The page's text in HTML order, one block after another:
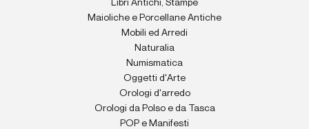
Libri Antichi, Stampe
Maioliche e Porcellane Antiche
Mobili ed Arredi
Naturalia
Numismatica
Oggetti d'Arte
Orologi d'arredo
Orologi da Polso e da Tasca
POP e Manifesti